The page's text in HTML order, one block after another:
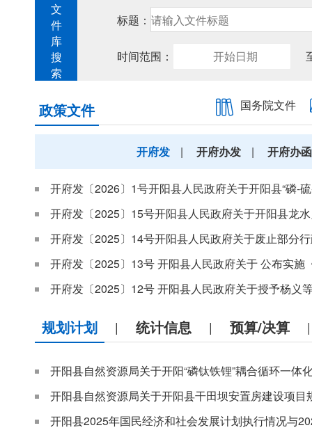
文
件
库
搜
索
标题：
时间范围：
政策文件 国务院文件
开府发 | 开府办发 | 开府办函
规划计划 | 统计信息 | 预算/决算 |
开阳县自然资源局关于开阳“磷钛铁锂”耦合循环一体
开阳县自然资源局关于开阳县干田坝安置房建设项